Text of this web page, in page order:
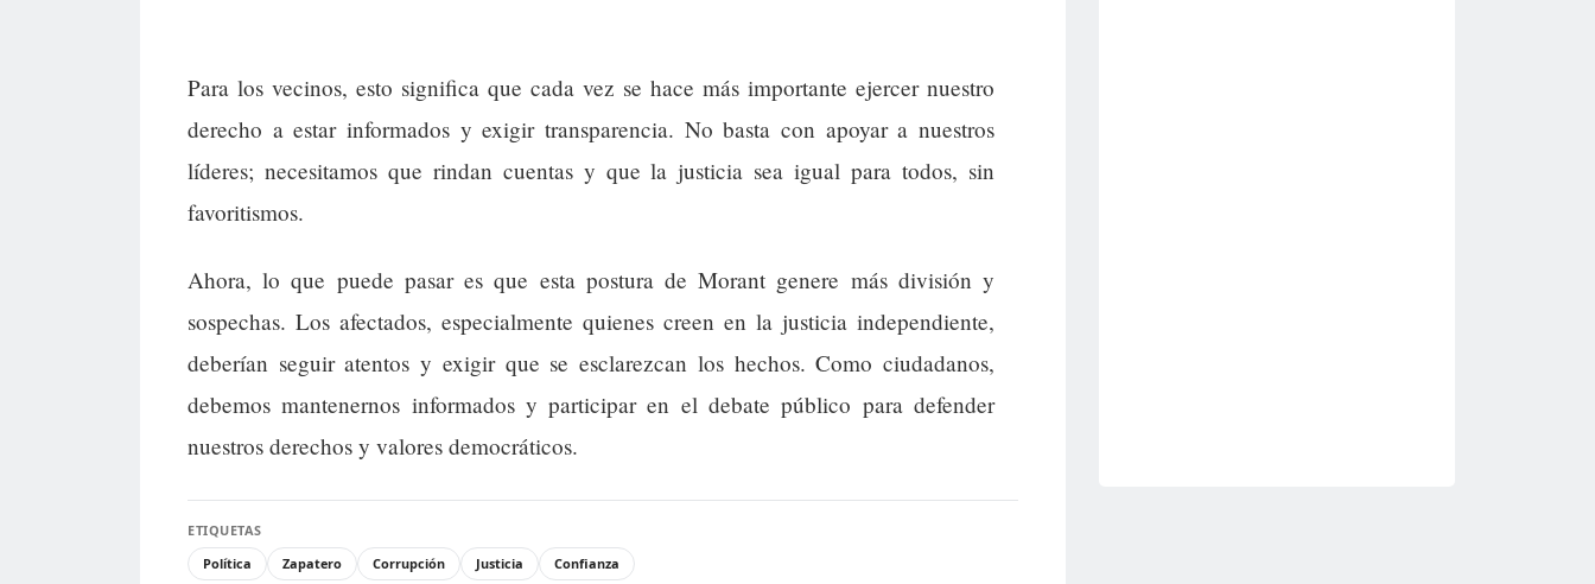
Para los vecinos, esto significa que cada vez se hace más importante ejercer nuestro
derecho a estar informados y exigir transparencia. No basta con apoyar a nuestros
líderes; necesitamos que rindan cuentas y que la justicia sea igual para todos, sin
favoritismos.
Ahora, lo que puede pasar es que esta postura de Morant genere más división y
sospechas. Los afectados, especialmente quienes creen en la justicia independiente,
deberían seguir atentos y exigir que se esclarezcan los hechos. Como ciudadanos,
debemos mantenernos informados y participar en el debate público para defender
nuestros derechos y valores democráticos.
ETIQUETAS
Política
Zapatero Corrupción Justicia Confianza